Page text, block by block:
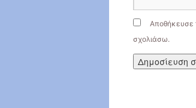
Αποθήκευσε
σχολιάσω.